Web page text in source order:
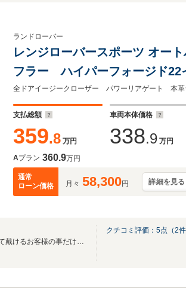
ランドローバー
レンジローバースポーツ オー
フラー ハイパーフォージド
ディアンサウンド サンルー
全ドアイージークローザー パワーリアゲート 本革
支払総額
359.8 万円
車両本体価格
338.9 万円
Aプラン 360.9万円
通常
ローン価格
月々 58,300円 詳細を見る
当店はどの車も一台一台乗って戴けるお客様の事だけを考えて納車整備を行っています。
クチコミ評価： 5点（2件